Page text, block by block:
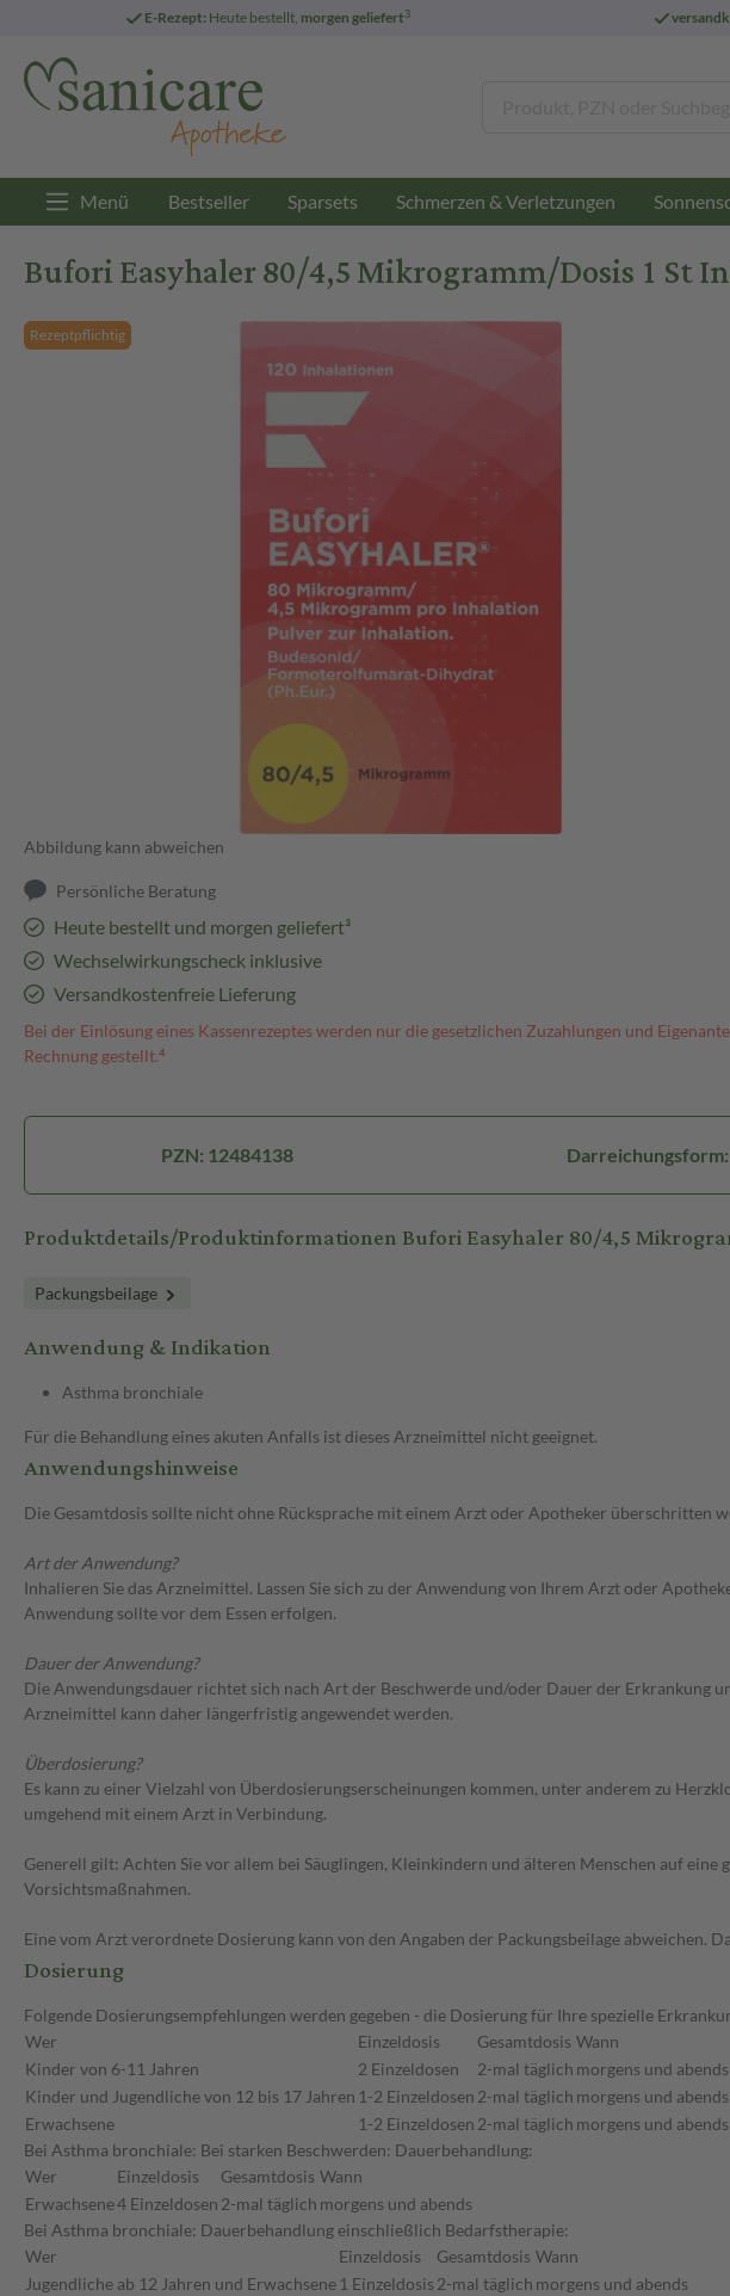
E-Rezept: Heute bestellt, morgen geliefert3
Menü Bestseller Sparsets Schmerzen & Verletzungen
Bufori Easyhaler 80/4,5 Mikrogramm/Dosis 1 St
Rezeptpflichtig
Abbildung kann abweichen
Persönliche Beratung
Heute bestellt und morgen geliefert³
Wechselwirkungscheck inklusive
Versandkostenfreie Lieferung
Bei der Einlösung eines Kassenrezeptes werden nur die gesetzlichen Zuzahlungen und
Rechnung gestellt.⁴
PZN: 12484138
Produktdetails/Produktinformationen Bufori Easyhaler 80/4,5
Packungsbeilage
Anwendung & Indikation
Asthma bronchiale
Für die Behandlung eines akuten Anfalls ist dieses Arzneimittel nicht geeignet.
Anwendungshinweise
Die Gesamtdosis sollte nicht ohne Rücksprache mit einem Arzt oder Apotheker überschritten
Art der Anwendung?
Inhalieren Sie das Arzneimittel. Lassen Sie sich zu der Anwendung von Ihrem Arzt oder
Anwendung sollte vor dem Essen erfolgen.
Dauer der Anwendung?
Die Anwendungsdauer richtet sich nach Art der Beschwerde und/oder Dauer der
Arzneimittel kann daher längerfristig angewendet werden.
Überdosierung?
Es kann zu einer Vielzahl von Überdosierungserscheinungen kommen, unter anderem zu
umgehend mit einem Arzt in Verbindung.
Generell gilt: Achten Sie vor allem bei Säuglingen, Kleinkindern und älteren Menschen auf
Vorsichtsmaßnahmen.
Eine vom Arzt verordnete Dosierung kann von den Angaben der Packungsbeilage
Dosierung
Folgende Dosierungsempfehlungen werden gegeben - die Dosierung für Ihre spezielle
Wer
Einzeldosis Gesamtdosis Wann
Kinder von 6-11 Jahren
2 Einzeldosen 2-mal täglich morgens und abends
Kinder und Jugendliche von 12 bis 17 Jahren 1-2 Einzeldosen 2-mal täglich morgens und abends
Erwachsene
1-2 Einzeldosen 2-mal täglich morgens und abends
Bei Asthma bronchiale: Bei starken Beschwerden: Dauerbehandlung:
Wer
Einzeldosis Gesamtdosis Wann
Erwachsene4 Einzeldosen 2-mal täglich morgens und abends
Bei Asthma bronchiale: Dauerbehandlung einschließlich Bedarfstherapie:
Wer
Einzeldosis Gesamtdosis Wann
Jugendliche ab 12 Jahren und Erwachsene 1 Einzeldosis 2-mal täglich morgens und abends